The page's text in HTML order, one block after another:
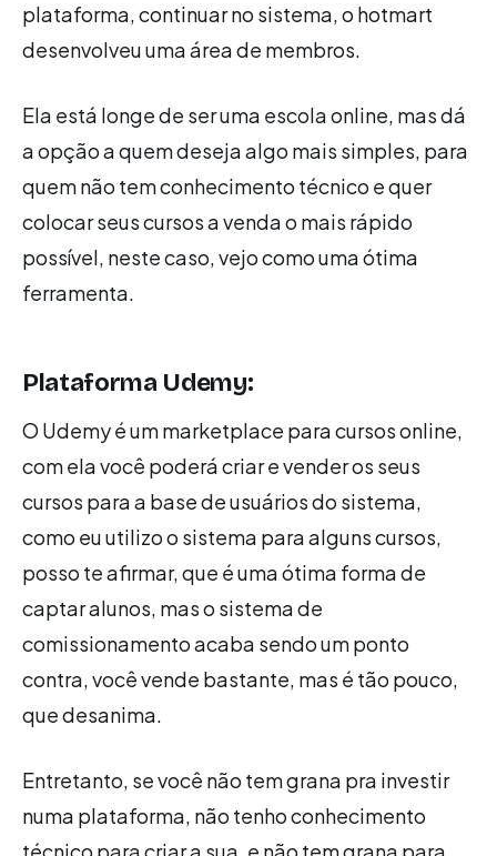
plataforma, continuar no sistema, o hotmart
desenvolveu uma área de membros.
Ela está longe de ser uma escola online, mas dá
a opção a quem deseja algo mais simples, para
quem não tem conhecimento técnico e quer
colocar seus cursos a venda o mais rápido
possível, neste caso, vejo como uma ótima
ferramenta.
Plataforma Udemy:
O Udemy é um marketplace para cursos online,
com ela você poderá criar e vender os seus
cursos para a base de usuários do sistema,
como eu utilizo o sistema para alguns cursos,
posso te afirmar, que é uma ótima forma de
captar alunos, mas o sistema de
comissionamento acaba sendo um ponto
contra, você vende bastante, mas é tão pouco,
que desanima.
Entretanto, se você não tem grana pra investir
numa plataforma, não tenho conhecimento